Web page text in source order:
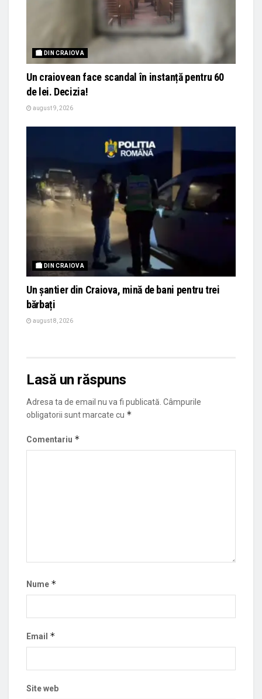
🏙 DIN CRAIOVA
Un craiovean face scandal în instanță pentru 60
de lei. Decizia!
august 9, 2026
🏙 DIN CRAIOVA
Un șantier din Craiova, mină de bani pentru trei
bărbați
august 8, 2026
Lasă un răspuns
Adresa ta de email nu va fi publicată. Câmpurile
obligatorii sunt marcate cu *
Comentariu *
Nume *
Email *
Site web